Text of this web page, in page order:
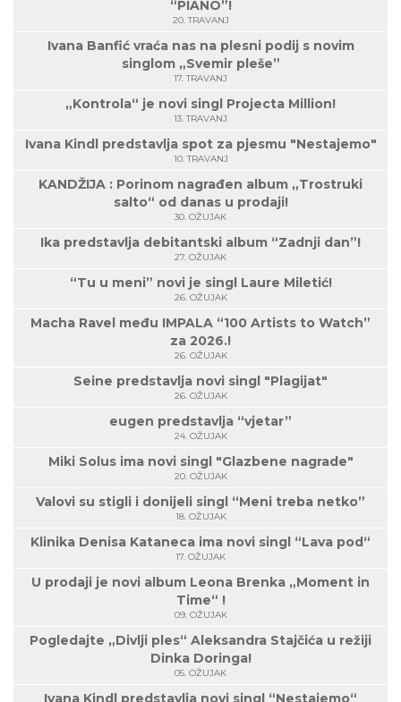
“PIANO”!
20. TRAVANJ
Ivana Banfić vraća nas na plesni podij s novim
singlom „Svemir pleše”
17. TRAVANJ
„Kontrola“ je novi singl Projecta Million!
13. TRAVANJ
Ivana Kindl predstavlja spot za pjesmu "Nestajemo"
10. TRAVANJ
KANDŽIJA : Porinom nagrađen album „Trostruki
salto“ od danas u prodaji!
30. OŽUJAK
Ika predstavlja debitantski album “Zadnji dan”!
27. OŽUJAK
“Tu u meni” novi je singl Laure Miletić!
26. OŽUJAK
Macha Ravel među IMPALA “100 Artists to Watch”
za 2026.!
26. OŽUJAK
Seine predstavlja novi singl "Plagijat"
26. OŽUJAK
eugen predstavlja “vjetar”
24. OŽUJAK
Miki Solus ima novi singl "Glazbene nagrade"
20. OŽUJAK
Valovi su stigli i donijeli singl “Meni treba netko”
18. OŽUJAK
Klinika Denisa Kataneca ima novi singl “Lava pod“
17. OŽUJAK
U prodaji je novi album Leona Brenka „Moment in
Time“ !
09. OŽUJAK
Pogledajte „Divlji ples“ Aleksandra Stajčića u režiji
Dinka Doringa!
05. OŽUJAK
Ivana Kindl predstavlja novi singl “Nestajemo“